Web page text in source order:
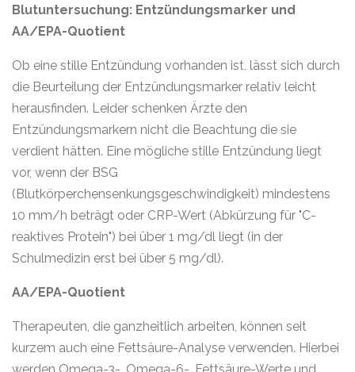
Blutuntersuchung: Entzündungsmarker und
AA/EPA-Quotient
Ob eine stille Entzündung vorhanden ist, lässt sich durch
die Beurteilung der Entzündungsmarker relativ leicht
herausfinden. Leider schenken Ärzte den
Entzündungsmarkern nicht die Beachtung die sie
verdient hätten. Eine mögliche stille Entzündung liegt
vor, wenn der BSG
(Blutkörperchensenkungsgeschwindigkeit) mindestens
10 mm/h beträgt oder CRP-Wert (Abkürzung für "C-
reaktives Protein") bei über 1 mg/dl liegt (in der
Schulmedizin erst bei über 5 mg/dl).
AA/EPA-Quotient
Therapeuten, die ganzheitlich arbeiten, können seit
kurzem auch eine Fettsäure-Analyse verwenden. Hierbei